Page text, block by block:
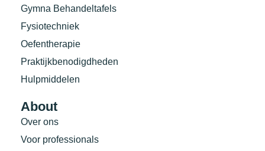
Gymna Behandeltafels
Fysiotechniek
Oefentherapie
Praktijkbenodigdheden
Hulpmiddelen
About
Over ons
Voor professionals